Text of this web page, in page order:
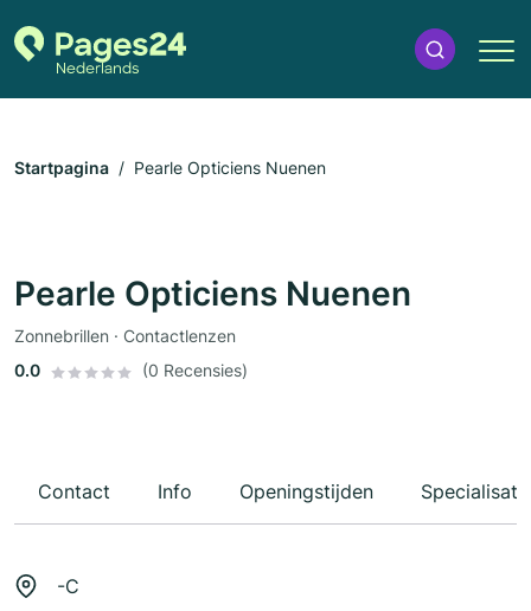
Startpagina Pearle Opticiens Nuenen
Pearle Opticiens Nuenen
Zonnebrillen · Contactlenzen
0.0
(0 Recensies)
Contact Info Openingstijden
-C